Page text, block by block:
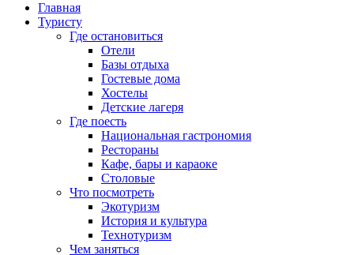
Главная
Туристу
Где остановиться
Отели
Базы отдыха
Гостевые дома
Хостелы
Детские лагеря
Где поесть
Национальная гастрономия
Рестораны
Кафе, бары и караоке
Столовые
Что посмотреть
Экотуризм
История и культура
Технотуризм
Чем заняться